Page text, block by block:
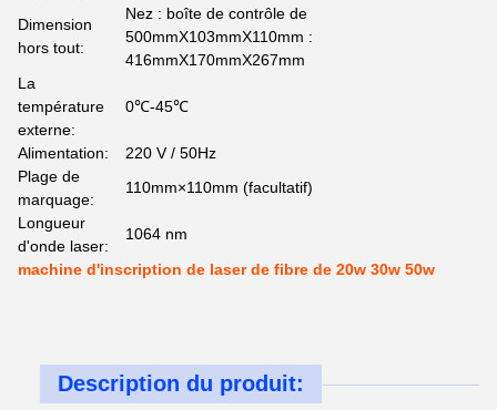
Dimension
hors tout:
Nez : boîte de contrôle de
500mmX103mmX110mm :
416mmX170mmX267mm
La
température
externe:
0℃-45℃
Alimentation:
220 V / 50Hz
Plage de
marquage:
110mm×110mm (facultatif)
Longueur
d'onde laser:
1064 nm
machine d'inscription de laser de fibre de 20w 30w 50w
Description du produit: